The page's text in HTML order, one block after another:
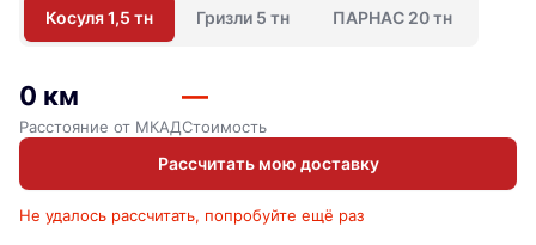
Косуля 1,5 тн Гризли 5 тн ПАРНАС 20 тн
0 км
Расстояние от МКАД
—
Стоимость
Рассчитать мою доставку
Не удалось рассчитать, попробуйте ещё раз